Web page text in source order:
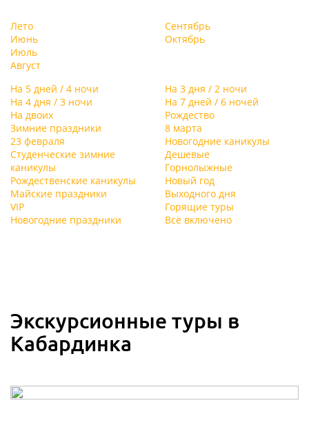
Лето
Июнь
Июль
Август
Сентябрь
Октябрь
На 5 дней / 4 ночи
На 3 дня / 2 ночи
На 4 дня / 3 ночи
На 7 дней / 6 ночей
На двоих
Рождество
Зимние праздники
8 марта
23 февраля
Новогодние каникулы
Студенческие зимние
каникулы
Дешевые
Горнолыжные
Рождественские каникулы
Новый год
Майские праздники
Выходного дня
VIP
Горящие туры
Новогодние праздники
Всё включено
Экскурсионные туры в
Кабардинка